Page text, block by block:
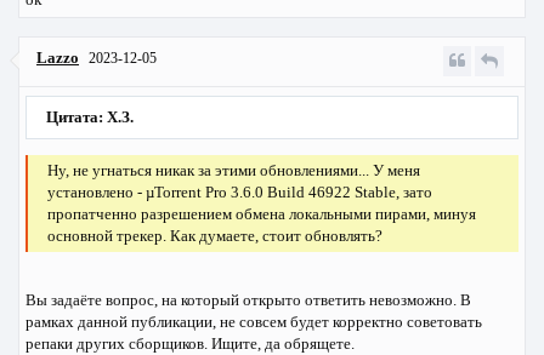
Lazzo 2023-12-05
Цитата: Х.З.
Ну, не угнаться никак за этими обновлениями... У меня
установлено - µTorrent Pro 3.6.0 Build 46922 Stable, зато
пропатченно разрешением обмена локальными пирами, минуя
основной трекер. Как думаете, стоит обновлять?
Вы задаёте вопрос, на который открыто ответить невозможно. В
рамках данной публикации, не совсем будет корректно советовать
репаки других сборщиков. Ищите, да обрящете.